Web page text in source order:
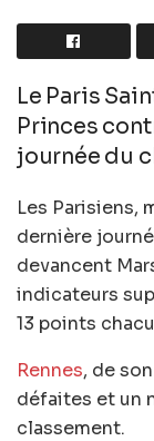
Le Paris
Princes
journée du
Les Parisiens,
dernière
devancent
indicateurs
13 points
Rennes, de
défaites et un
classement.